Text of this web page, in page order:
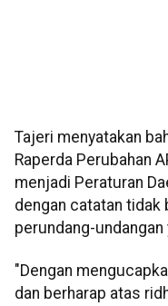
Tajeri menyatakan
Raperda Perubahan
menjadi Peraturan
dengan catatan tidak
perundang-undangan
"Dengan
dan berharap atas